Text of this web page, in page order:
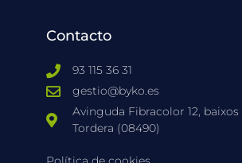
Contacto
93 115 36 31
gestio@byko.es
Avinguda Fibracolor 12, baixos
Tordera (08490)